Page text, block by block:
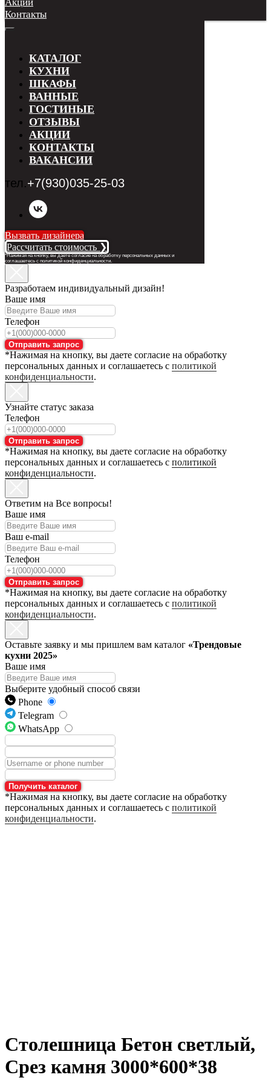
Контакты
КАТАЛОГ
КУХНИ
ШКАФЫ
ВАННЫЕ
ГОСТИНЫЕ
ОТЗЫВЫ
АКЦИИ
КОНТАКТЫ
ВАКАНСИИ
тел.+7(930)035-25-03
Вызвать дизайнера
Рассчитать стоимость ❯
*Нажимая на кнопку, вы даете согласие на обработку персональных данных и
соглашаетесь с политикой конфиденциальности.
Разработаем индивидуальный дизайн!
Ваше имя
Телефон
Отправить запрос
*Нажимая на кнопку, вы даете согласие на обработку
персональных данных и соглашаетесь с политикой
конфиденциальности.
Узнайте статус заказа
Телефон
Отправить запрос
*Нажимая на кнопку, вы даете согласие на обработку
персональных данных и соглашаетесь с политикой
конфиденциальности.
Ответим на Все вопросы!
Ваше имя
Ваш e-mail
Телефон
Отправить запрос
*Нажимая на кнопку, вы даете согласие на обработку
персональных данных и соглашаетесь с политикой
конфиденциальности.
Оставьте заявку и мы пришлем вам каталог «Трендовые
кухни 2025»
Ваше имя
Выберите удобный способ связи
Phone
Telegram
WhatsApp
Получить каталог
*Нажимая на кнопку, вы даете согласие на обработку
персональных данных и соглашаетесь с политикой
конфиденциальности.
Столешница Бетон светлый,
Срез камня 3000*600*38